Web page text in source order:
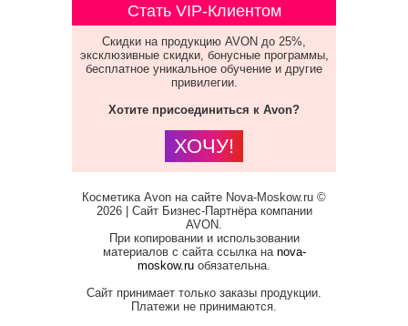
Стать VIP-Клиентом
Скидки на продукцию AVON до 25%,
эксклюзивные скидки, бонусные программы,
бесплатное уникальное обучение и другие
привилегии.
Хотите присоединиться к Avon?
ХОЧУ!
Косметика Avon на сайте Nova-Moskow.ru ©
2026 | Сайт Бизнес-Партнёра компании
AVON.
При копировании и использовании
материалов с сайта ссылка на nova-
moskow.ru обязательна.
Сайт принимает только заказы продукции.
Платежи не принимаются.